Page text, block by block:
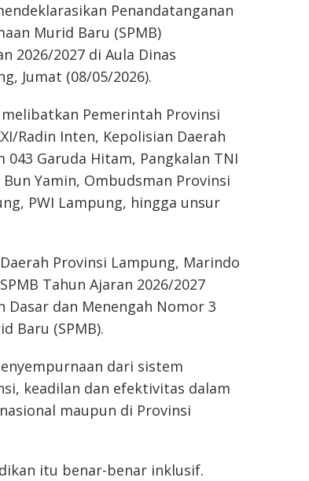
Penandatanganan
Murid Baru (SPMB)
2026/2027 di Aula Dinas
Jumat (08/05/2026).
Pemerintah Provinsi
Radin Inten, Kepolisian Daerah
Garuda Hitam, Pangkalan TNI
Yamin, Ombudsman Provinsi
PWI Lampung, hingga unsur
Provinsi Lampung, Marindo
Tahun Ajaran 2026/2027
dan Menengah Nomor 3
Baru (SPMB).
dari sistem
keadilan dan efektivitas dalam
maupun di Provinsi
itu benar-benar inklusif.